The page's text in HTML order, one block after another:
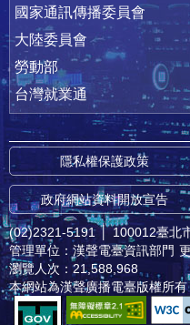
國家通訊傳播委員會
大陸委員會
勞動部
台灣就業通
隱私權保護政策
政府網站資料開放宣告
(02)2321-5191 │ 100012臺北
管理單位：漢聲電臺資訊部門
瀏覽人次：21,588,968
本網站為漢聲廣播電臺版權所